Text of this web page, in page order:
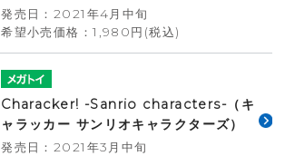
発売日：2021年4月中旬
希望小売価格：1,980円(税込)
Characker! -Sanrio characters-（キ
ャラッカー サンリオキャラクターズ）
発売日：2021年3月中旬